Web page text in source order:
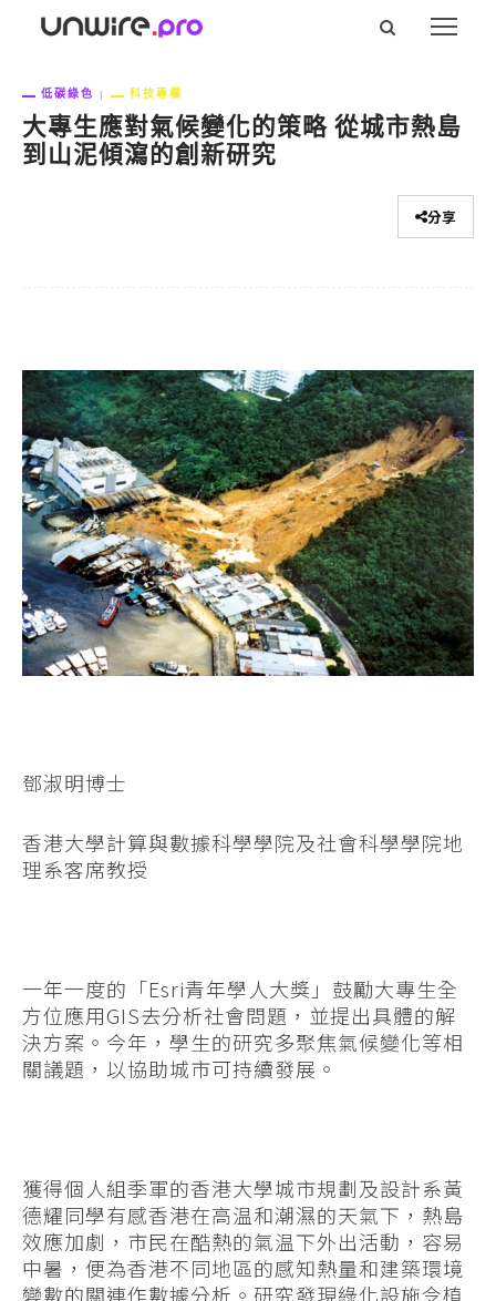
低碳綠色 科技專欄
大專生應對氣候變化的策略 從城市熱島
到山泥傾瀉的創新研究
分享
鄧淑明博士
香港大學計算與數據科學學院及社會科學學院地
理系客席教授
一年一度的「Esri青年學人大獎」鼓勵大專生全
方位應用GIS去分析社會問題，並提出具體的解
決方案。今年，學生的研究多聚焦氣候變化等相
關議題，以協助城市可持續發展。
獲得個人組季軍的香港大學城市規劃及設計系黃
德耀同學有感香港在高温和潮濕的天氣下，熱島
效應加劇，市民在酷熱的氣温下外出活動，容易
中暑，便為香港不同地區的感知熱量和建築環境
變數的關連作數據分析。研究發現綠化設施令植